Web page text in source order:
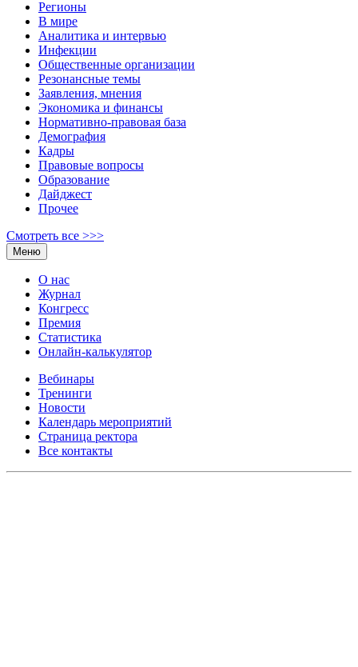
Регионы
В мире
Аналитика и интервью
Инфекции
Общественные организации
Резонансные темы
Заявления, мнения
Экономика и финансы
Нормативно-правовая база
Демография
Кадры
Правовые вопросы
Образование
Дайджест
Прочее
Смотреть все >>>
Меню
О нас
Журнал
Конгресс
Премия
Статистика
Онлайн-калькулятор
Вебинары
Тренинги
Новости
Календарь мероприятий
Страница ректора
Все контакты